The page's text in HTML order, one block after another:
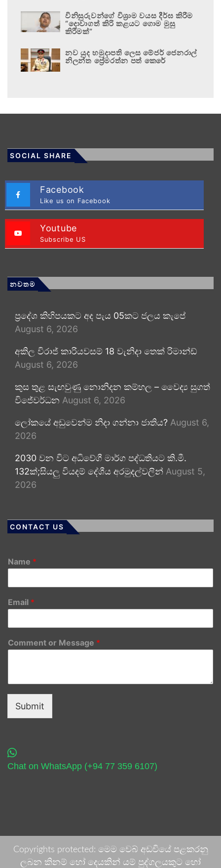
විනිසුරුවන්ගේ විශ්‍රාම වයස දීර්ඝ කිරීම
“දොවාගත් කිරි කළයට ගොම මුසු
කිරීමක්”
නව යුද හමුදාපති ලෙස මේජර් ජෙනරාල්
නිලන්ත ප්‍රේමරත්න පත් කෙරේ
SOCIAL SHARE
Facebook
Like us on Facebook
Youtube
Subscribe US
නවතම
ප්‍රදේශ කිහිපයකට අද පැය 05කට ජලය කැපේ
August 6, 2026
අකිල විරාජ් කාරියවසම් 18 වැනිදා තෙක් රිමාන්ඩ්
August 6, 2026
කුස තුළ සැඟවුණු නොනිදන කම්හල – වෛද්‍ය සුගත්
විජේවර්ධන August 6, 2026
ලෝකයේ අඩුවෙන්ම නිදා ගන්නා ජාතිය? August 6,
2026
2030 වන විට අධිවේගී මාර්ග පද්ධතියට කි.මී.
132ක්;සියලු වියදම් දේශීය අරමුදල්වලින් August 5,
2026
CONTACT US
Name *
Email *
Comment or Message *
Submit
Chat on WhatsApp (+94 77 359 6107)
Copyrights protected: මෙම වෙබ් අඩවියේ පළකරනු
ලබන කිනම් හෝ දෙයකින් යම් පුද්ගලයකුට හෝ